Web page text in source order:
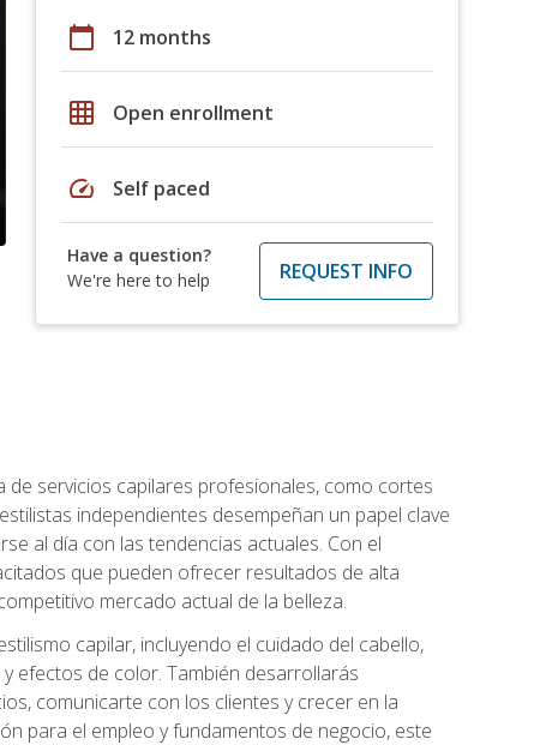
calendar_today 12 months
grid_on Open enrollment
speed Self paced
Have a question?
We're here to help
REQUEST INFO
de servicios capilares profesionales, como cortes
independientes desempeñan un papel clave
al día con las tendencias actuales. Con el
que pueden ofrecer resultados de alta
mercado actual de la belleza.
capilar, incluyendo el cuidado del cabello,
efectos de color. También desarrollarás
comunicarte con los clientes y crecer en la
para el empleo y fundamentos de negocio, este